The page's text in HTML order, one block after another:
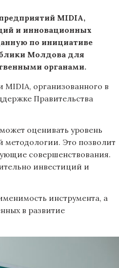
MIDIA,
и инновационных
по инициативе
Молдова для
органами.
организованного в
Правительства
оценивать уровень
Это позволит
совершенствования.
инвестиций и
инструмента, а
в развитие